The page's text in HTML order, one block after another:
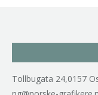
Tollbugata 24,0157